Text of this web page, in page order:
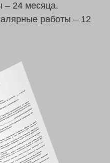
– 24 месяца.
работы – 12